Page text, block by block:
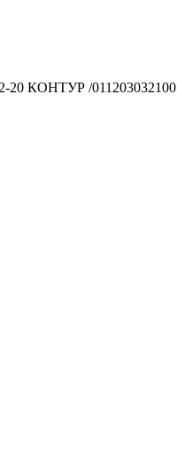
20 КОНТУР /011203032100